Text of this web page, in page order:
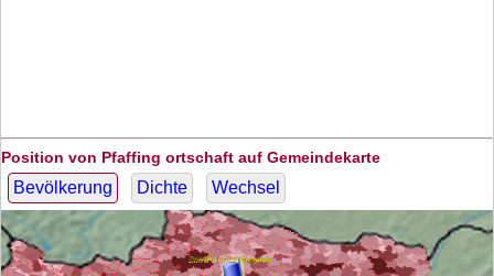
Position von Pfaffing ortschaft auf Gemeindekarte
Bevölkerung Dichte Wechsel